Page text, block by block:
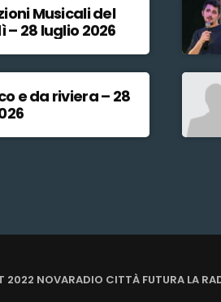
Musicali del
– 28 luglio 2026
e da riviera – 28
2022 NOVARADIO CITTÀ FUTURA LA